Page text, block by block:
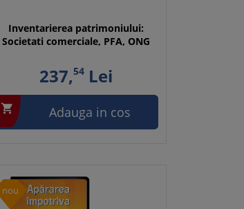
Inventarierea patrimoniului:
Societati comerciale, PFA, ONG
237,54Lei
 Adauga in cos
nou